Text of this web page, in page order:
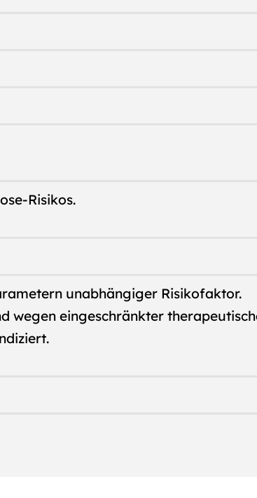
Risikos.
unabhängiger Risikofaktor.
wegen eingeschränkter